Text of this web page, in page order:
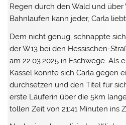
Regen durch den Wald und
Bahnlaufen kann jeder, Carla
Dem nicht genug, schnappte
der W13 bei den Hessischen-
am 22.03.2025 in Eschwege. Als
Kassel konnte sich Carla gegen
durchsetzen und den Titel für
erste Läuferin über die 5km
tollen Zeit von 21:41 Minuten ins